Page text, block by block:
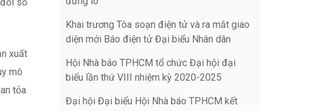
Khai trương Tòa soạn điện tử và ra mắt giao
diện mới Báo điện tử Đại biểu Nhân dân
Hội Nhà báo TPHCM tổ chức Đại hội đại
biểu lần thứ VIII nhiệm kỳ 2020-2025
Đại hội Đại biểu Hội Nhà báo TPHCM kết